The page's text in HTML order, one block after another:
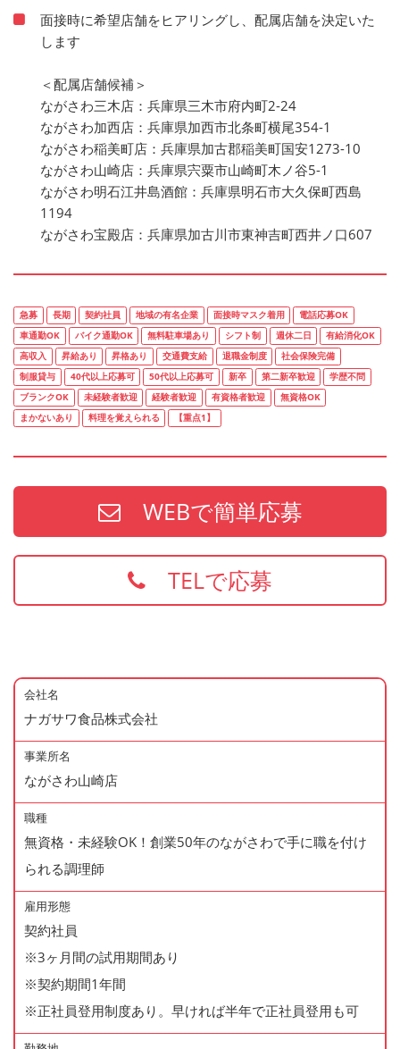
面接時に希望店舗をヒアリングし、配属店舗を決定いた
します
＜配属店舗候補＞
ながさわ三木店：兵庫県三木市府内町2-24
ながさわ加西店：兵庫県加西市北条町横尾354-1
ながさわ稲美町店：兵庫県加古郡稲美町国安1273-10
ながさわ山崎店：兵庫県宍粟市山崎町木ノ谷5-1
ながさわ明石江井島酒館：兵庫県明石市大久保町西島
1194
ながさわ宝殿店：兵庫県加古川市東神吉町西井ノ口607
急募 長期 契約社員 地域の有名企業 面接時マスク着用
電話応募OK
車通勤OK
バイク通勤OK 無料駐車場あり シフト制 週休二日
有給消化OK
高収入
昇給あり 昇格あり 交通費支給 退職金制度
社会保険完備
制服貸与
40代以上応募可 50代以上応募可 新卒 第二新卒歓迎
学歴不問
ブランクOK
未経験者歓迎 経験者歓迎 有資格者歓迎
無資格OK
まかないあり
料理を覚えられる 【重点1】
WEBで簡単応募
TELで応募
会社名
ナガサワ食品株式会社
事業所名
ながさわ山崎店
職種
無資格・未経験OK！創業50年のながさわで手に職を付け
られる調理師
雇用形態
契約社員
※3ヶ月間の試用期間あり
※契約期間1年間
※正社員登用制度あり。早ければ半年で正社員登用も可